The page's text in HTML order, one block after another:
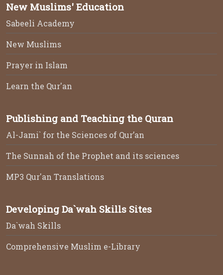
New Muslims' Education
Sabeeli Academy
New Muslims
Prayer in Islam
Learn the Qur'an
Publishing and Teaching the Quran
Al-Jami` for the Sciences of Qur’an
The Sunnah of the Prophet and its sciences
MP3 Qur'an Translations
Developing Da`wah Skills Sites
Da`wah Skills
Comprehensive Muslim e-Library